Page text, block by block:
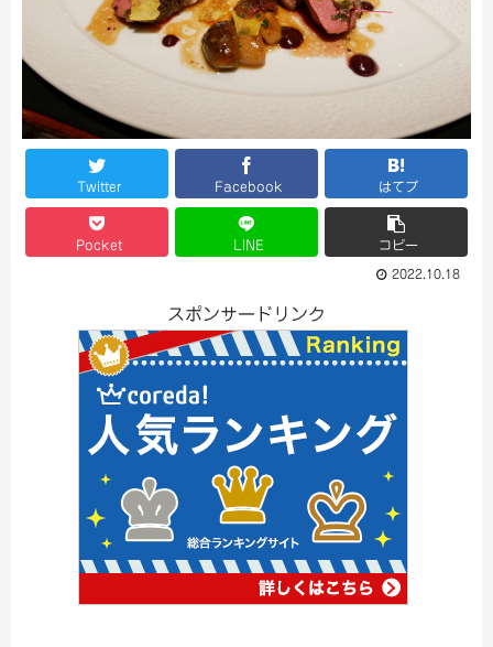
Twitter Facebook はてブ
Pocket LINE コピー
2022.10.18
スポンサードリンク